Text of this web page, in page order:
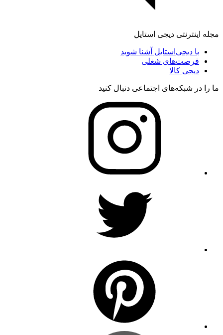
مجله اینترنتی دیجی استایل
با دیجی‌استایل آشنا شوید
فرصت‌های شغلی
دیجی کالا
ما را در شبکه‌های اجتماعی دنبال کنید